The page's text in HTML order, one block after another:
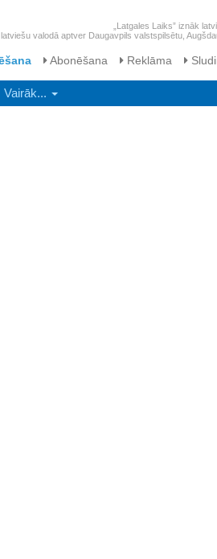
„Latgales Laiks” iznāk
latviešu valodā aptver Daugavpils valstspilsētu,
Abonēšana Reklāma
Vairāk...